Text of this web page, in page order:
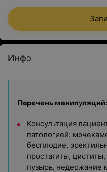
Инфо
Перечень манипуляций:
Консультация
патологией:
бесплодие,
простатиты,
пузырь, недержание